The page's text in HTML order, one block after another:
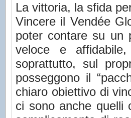
La vittoria, la sfida
Vincere il Vendée
poter contare su un
veloce e
soprattutto, sul
posseggono il
chiaro obiettivo di
ci sono anche quelli